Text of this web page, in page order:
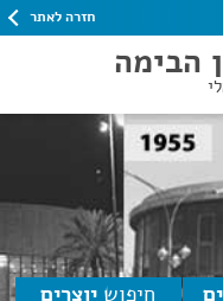
חזרה לאתר
הבימה
חיפוש יוצרים